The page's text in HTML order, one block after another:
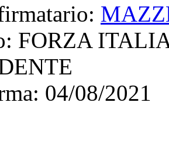
FORZA
04/08/2021